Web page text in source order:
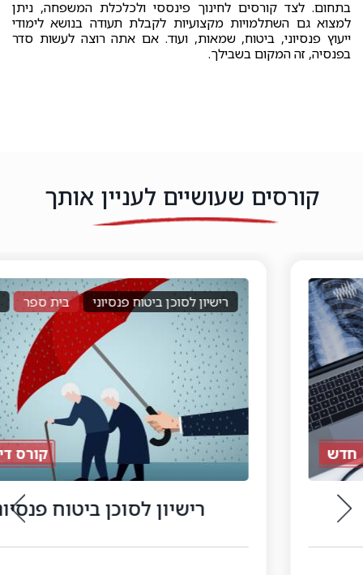
בתחום. לצד קורסים לחינוך פינססי ולכלכלת המשפחה, ניתן
למצוא גם השתלמויות מקצועיות לקבלת תעודה בנושא לימודי
ייעוץ פנסיוני, ביטוח, שמאות, ועוד. אם אתה רוצה לעשות סדר
בפנסיה, זה המקום בשבילך.
קורסים שעושיים לעניין אותך
קורס דיגיטלי
רישיון לסוכן ביטוח פנסיוני בית ספר דיגיטלי
רישיון לסוכן ביטוח פנסיוני